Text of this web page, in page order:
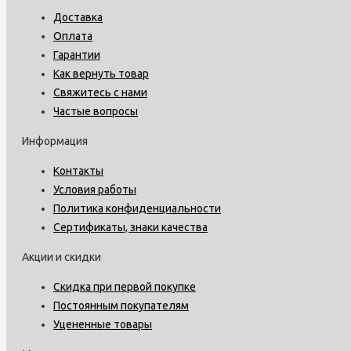
Доставка
Оплата
Гарантии
Как вернуть товар
Свяжитесь с нами
Частые вопросы
Информация
Контакты
Условия работы
Политика конфиденциальности
Сертификаты, знаки качества
Акции и скидки
Скидка при первой покупке
Постоянным покупателям
Уцененные товары